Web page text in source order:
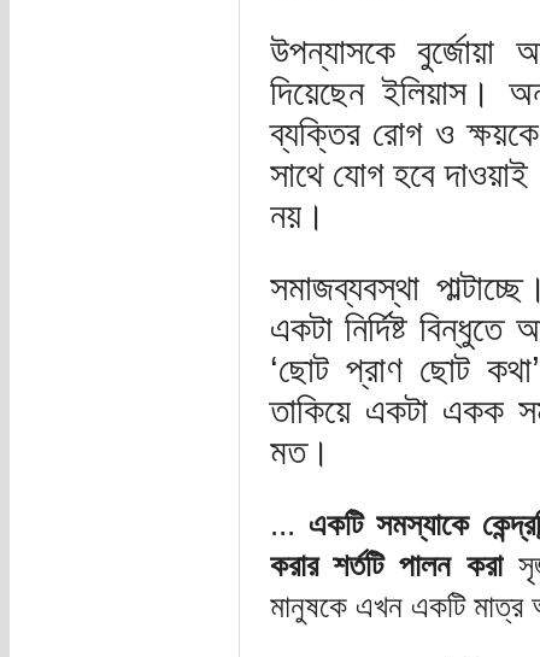
উপন্যাসকে বুর্জোয়া
দিয়েছেন ইলিয়াস।
ব্যক্তির রোগ ও
সাথে যোগ হবে
নয়।
সমাজব্যবস্থা
একটা নির্দিষ্ট
‘ছোট প্রাণ ছোট
তাকিয়ে একটা একক
মত।
... একটি সমস্যাকে
করার শর্তটি পালন করা
মানুষকে এখন একটি মাত্র